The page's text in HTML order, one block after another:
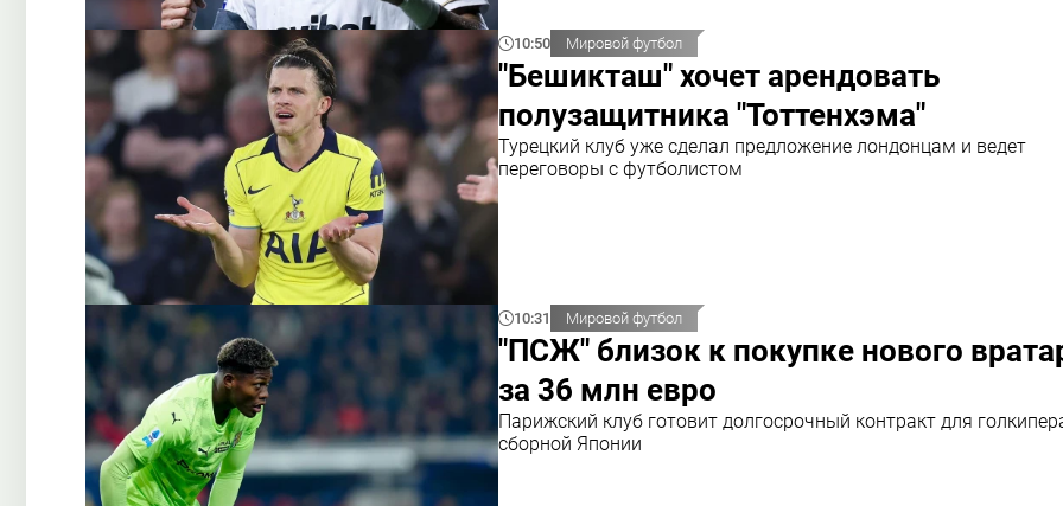
10:50 Мировой футбол
"Бешикташ" хочет арендовать
полузащитника "Тоттенхэма"
Турецкий клуб уже сделал предложение лондонцам и ведет
переговоры с футболистом
10:31 Мировой футбол
"ПСЖ" близок к покупке нового
за 36 млн евро
Парижский клуб готовит долгосрочный контракт для
сборной Японии